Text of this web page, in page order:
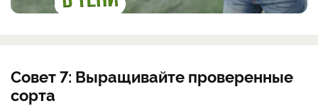
Совет 7: Выращивайте проверенные
сорта